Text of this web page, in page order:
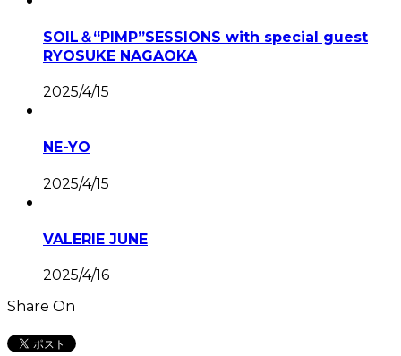
SOIL＆“PIMP”SESSIONS with special guest
RYOSUKE NAGAOKA
2025/4/15
NE-YO
2025/4/15
VALERIE JUNE
2025/4/16
Share On